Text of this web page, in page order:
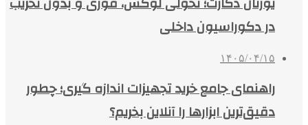
در دکوراسیون داخلی
۱۴۰۵/۰۴/۱۵
راهنمای جامع خرید تجهیزات اندازه گیری؛ چطور
دقیق‌ترین ابزارها را آنلاین بخریم؟